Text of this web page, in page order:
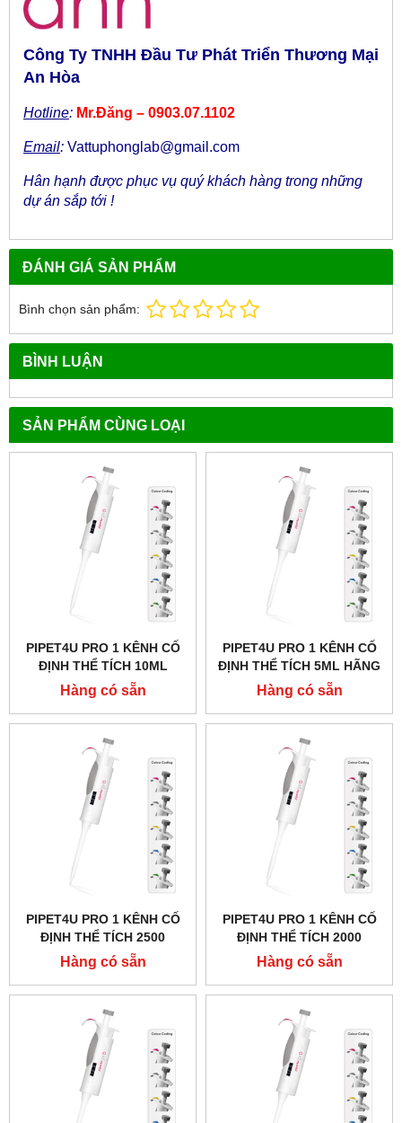
Công Ty TNHH Đầu Tư Phát Triển Thương Mại
An Hòa
Hotline: Mr.Đăng – 0903.07.1102
Email: Vattuphonglab@gmail.com
Hân hạnh được phục vụ quý khách hàng trong những
dự án sắp tới !
ĐÁNH GIÁ SẢN PHẨM
Bình chọn sản phẩm:
BÌNH LUẬN
SẢN PHẨM CÙNG LOẠI
PIPET4U PRO 1 KÊNH CỐ
ĐỊNH THỂ TÍCH 10ML
HÃNG AHN - ĐỨC
Hàng có sẵn
PIPET4U PRO 1 KÊNH CỐ
ĐỊNH THỂ TÍCH 5ML HÃNG
AHN - ĐỨC
Hàng có sẵn
PIPET4U PRO 1 KÊNH CỐ
ĐỊNH THỂ TÍCH 2500
MICROLIT (2.5ML) HÃNG
AHN - ĐỨC
Hàng có sẵn
PIPET4U PRO 1 KÊNH CỐ
ĐỊNH THỂ TÍCH 2000
MICROLIT (2ML) HÃNG
AHN - ĐỨC
Hàng có sẵn